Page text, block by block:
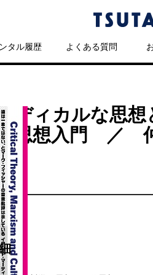
タル履歴 よくある質問
ディカルな思
思想入門 ／